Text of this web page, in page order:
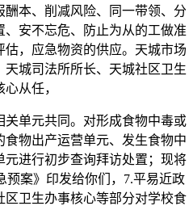
本、削减风险、同一带领、分
安不忘危、防止为从的工做准
，应急物资的供应。天城市场
城司法所所长、天城社区卫生
心从任，
单元共同。对形成食物中毒或
物出产运营单元、发生食物中
进行初步查询拜访处置；现将
预案》印发给你们，7.平易近政
卫生办事核心等部分对学校食